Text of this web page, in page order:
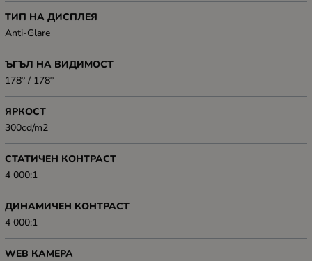
ТИП НА ДИСПЛЕЯ
Anti-Glare
ЪГЪЛ НА ВИДИМОСТ
178° / 178°
ЯРКОСТ
300cd/m2
СТАТИЧЕН КОНТРАСТ
4 000:1
ДИНАМИЧЕН КОНТРАСТ
4 000:1
WEB КАМЕРА